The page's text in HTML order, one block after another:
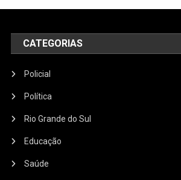
CATEGORIAS
Policial
Política
Rio Grande do Sul
Educação
Saúde